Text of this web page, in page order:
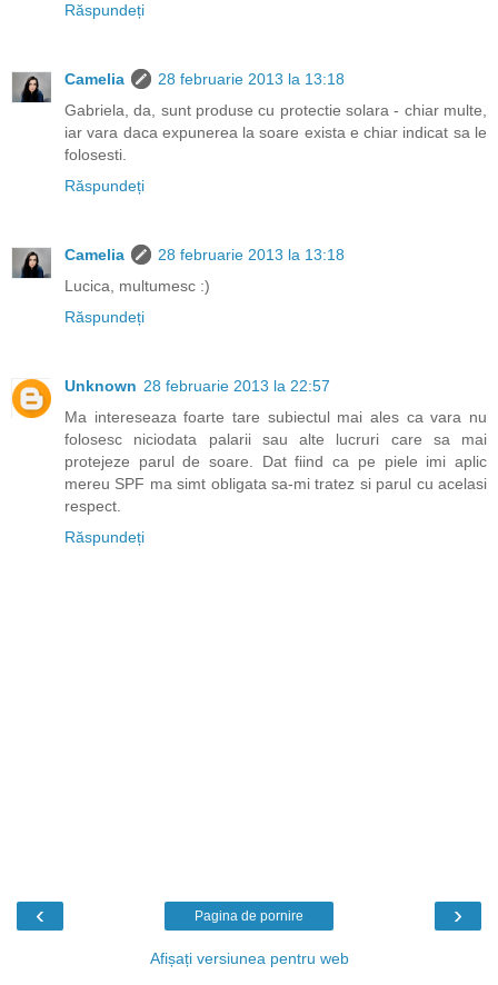
Răspundeți
Camelia
28 februarie 2013 la 13:18
Gabriela, da, sunt produse cu protectie solara - chiar multe,
iar vara daca expunerea la soare exista e chiar indicat sa le
folosesti.
Răspundeți
Camelia
28 februarie 2013 la 13:18
Lucica, multumesc :)
Răspundeți
Unknown 28 februarie 2013 la 22:57
Ma intereseaza foarte tare subiectul mai ales ca vara nu
folosesc niciodata palarii sau alte lucruri care sa mai
protejeze parul de soare. Dat fiind ca pe piele imi aplic
mereu SPF ma simt obligata sa-mi tratez si parul cu acelasi
respect.
Răspundeți
‹ ›
Pagina de pornire
Afișați versiunea pentru web